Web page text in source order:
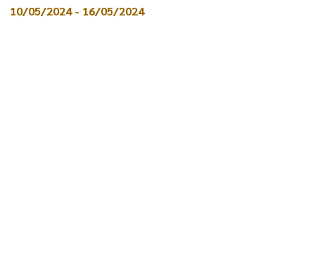
10/05/2024- 16/05/2024